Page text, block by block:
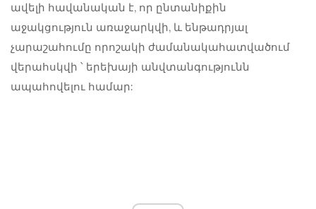
ավելի հավանական է, որ ընտանիքին
աջակցություն առաջարկվի, և ենթադրյալ
չարաշահումը որոշակի ժամանակահատվածում
վերահսկվի ՝ երեխայի անվտանգությունն
ապահովելու համար: